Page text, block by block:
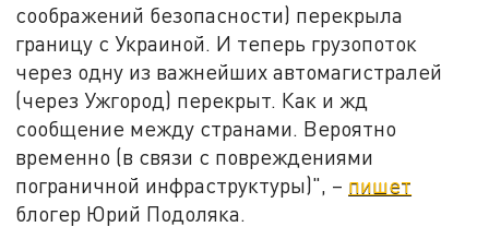
соображений безопасности) перекрыла
границу с Украиной. И теперь грузопоток
через одну из важнейших автомагистралей
(через Ужгород) перекрыт. Как и жд
сообщение между странами. Вероятно
временно (в связи с повреждениями
пограничной инфраструктуры)", – пишет
блогер Юрий Подоляка.